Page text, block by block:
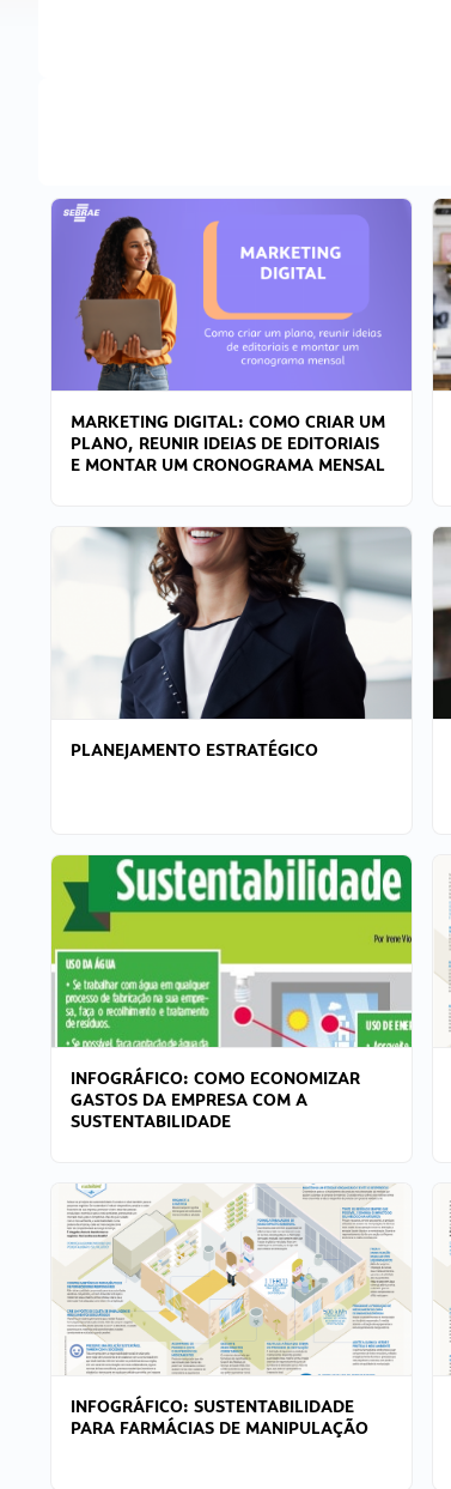
MARKETING DIGITAL: COMO CRIAR UM
PLANO, REUNIR IDEIAS DE EDITORIAIS
E MONTAR UM CRONOGRAMA MENSAL
PLANEJAMENTO ESTRATÉGICO
INFOGRÁFICO: COMO ECONOMIZAR
GASTOS DA EMPRESA COM A
SUSTENTABILIDADE
INFOGRÁFICO: SUSTENTABILIDADE
PARA FARMÁCIAS DE MANIPULAÇÃO